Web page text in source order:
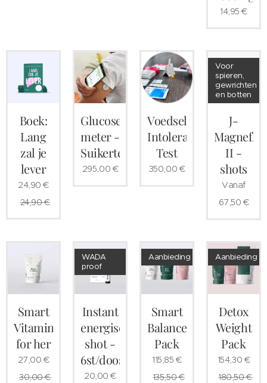
14,95 €
Boek:
Lang
zal je
lever
24,90 €
24,90€
Glucose
meter -
Suikertest
295,00 €
Voedsel
Intolerantie
Test
350,00 €
J-
Magneflex
II -
shots
Voor
spieren,
gewrichten
en botten
Vanaf
67,50 €
Smart
Vitamins
for her
27,00 €
30,00€
Instant
energiser
shot -
6st/doos
WADA
proof
20,00 €
Smart
Balance
Pack
Aanbieding
115,85 €
135,50€
Detox
Weight
Pack
Aanbieding
154,30 €
180,50€